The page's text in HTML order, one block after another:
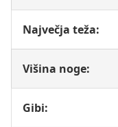
Največja teža:
Višina noge:
Gibi: